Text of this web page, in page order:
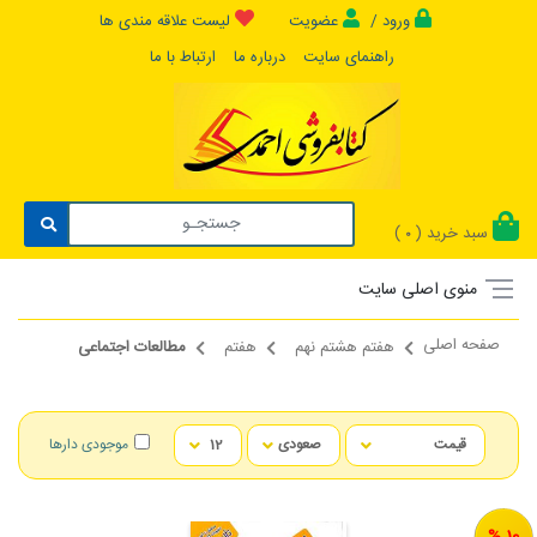
ورود / عضویت
لیست علاقه مندی ها
راهنمای سایت
درباره ما ارتباط با ما
سبد خرید ( 0
)
منوی اصلی سایت
صفحه اصلی هفتم هشتم نهم هفتم مطالعات اجتماعی
موجودی دارها